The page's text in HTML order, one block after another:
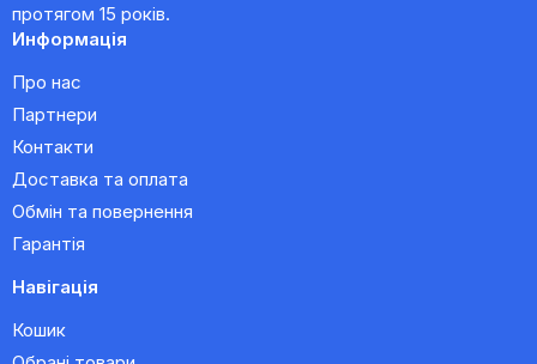
протягом 15 років.
Информація
Про нас
Партнери
Контакти
Доставка та оплата
Обмін та повернення
Гарантія
Навігація
Кошик